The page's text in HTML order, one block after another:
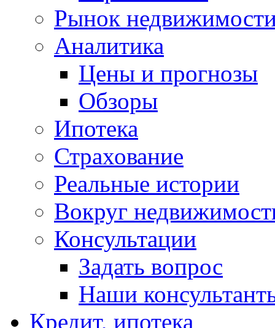
Рынок
Аналитика
Цены и прогнозы
Обзоры
Ипотека
Страхование
Реальные истории
Вокруг
Консультации
Задать вопрос
Наши
Кредит, ипотека